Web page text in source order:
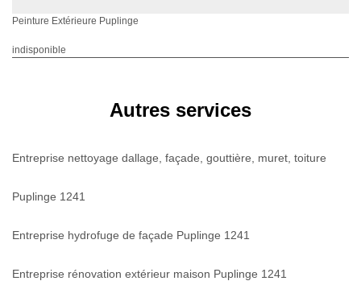
Peinture Extérieure Puplinge
indisponible
Autres services
Entreprise nettoyage dallage, façade, gouttière, muret, toiture
Puplinge 1241
Entreprise hydrofuge de façade Puplinge 1241
Entreprise rénovation extérieur maison Puplinge 1241